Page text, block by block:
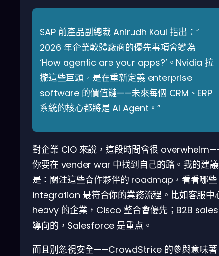
SAP 前產品副總裁 Anirudh Koul 指出：”
2026 年企業軟體廠商的優先事項會變為
‘How agentic are your apps?’。Nvidia 拉
攏這些巨頭，是在重新定義 enterprise
software 的價值鏈——未來每個 CRM、ERP
系統的核心都將是 AI Agent。”
對企業 CIO 來說，這段時間會很
你要在 vender war 中找到自己的路。我的建議
是：關注這些合作夥伴的 roadmap，看看哪些
integration 最符合你的業務流程。比如客服中
heavy 的企業，Cisco 整合會優先；B2B sales
導向的，Salesforce 是重点。
而且別忽視安全——CrowdStrike 的參與意味著